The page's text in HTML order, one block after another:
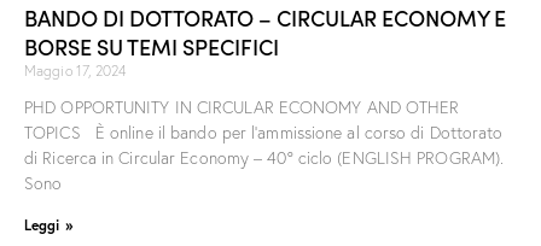
BANDO DI DOTTORATO – CIRCULAR ECONOMY E
BORSE SU TEMI SPECIFICI
Maggio 17, 2024
PHD OPPORTUNITY IN CIRCULAR ECONOMY AND OTHER
TOPICS È online il bando per l’ammissione al corso di Dottorato
di Ricerca in Circular Economy – 40° ciclo (ENGLISH PROGRAM).
Sono
Leggi »